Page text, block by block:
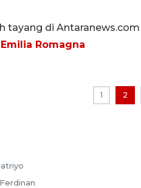
tayang di
Romagna
1 2